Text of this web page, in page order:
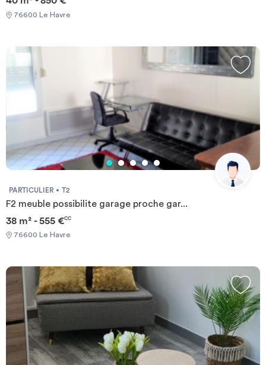
76600 Le Havre
PARTICULIER T2
F2 meuble possibilite garage proche gar...
38 m² - 555 €CC
76600 Le Havre